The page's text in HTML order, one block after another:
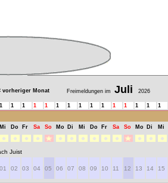
vorheriger Monat Freimeldungen im Juli 2026
1 1 1 1 1 1 1 1 1 1 1 1 1 1 1
Mi Do Fr Sa So Mo Di Mi Do Fr Sa So Mo Di Mi
Juist
01 02 03 04 05 06 07 08 09 10 11 12 13 14 15